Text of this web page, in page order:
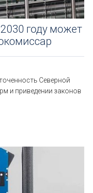
году может
Северной
и приведении законов